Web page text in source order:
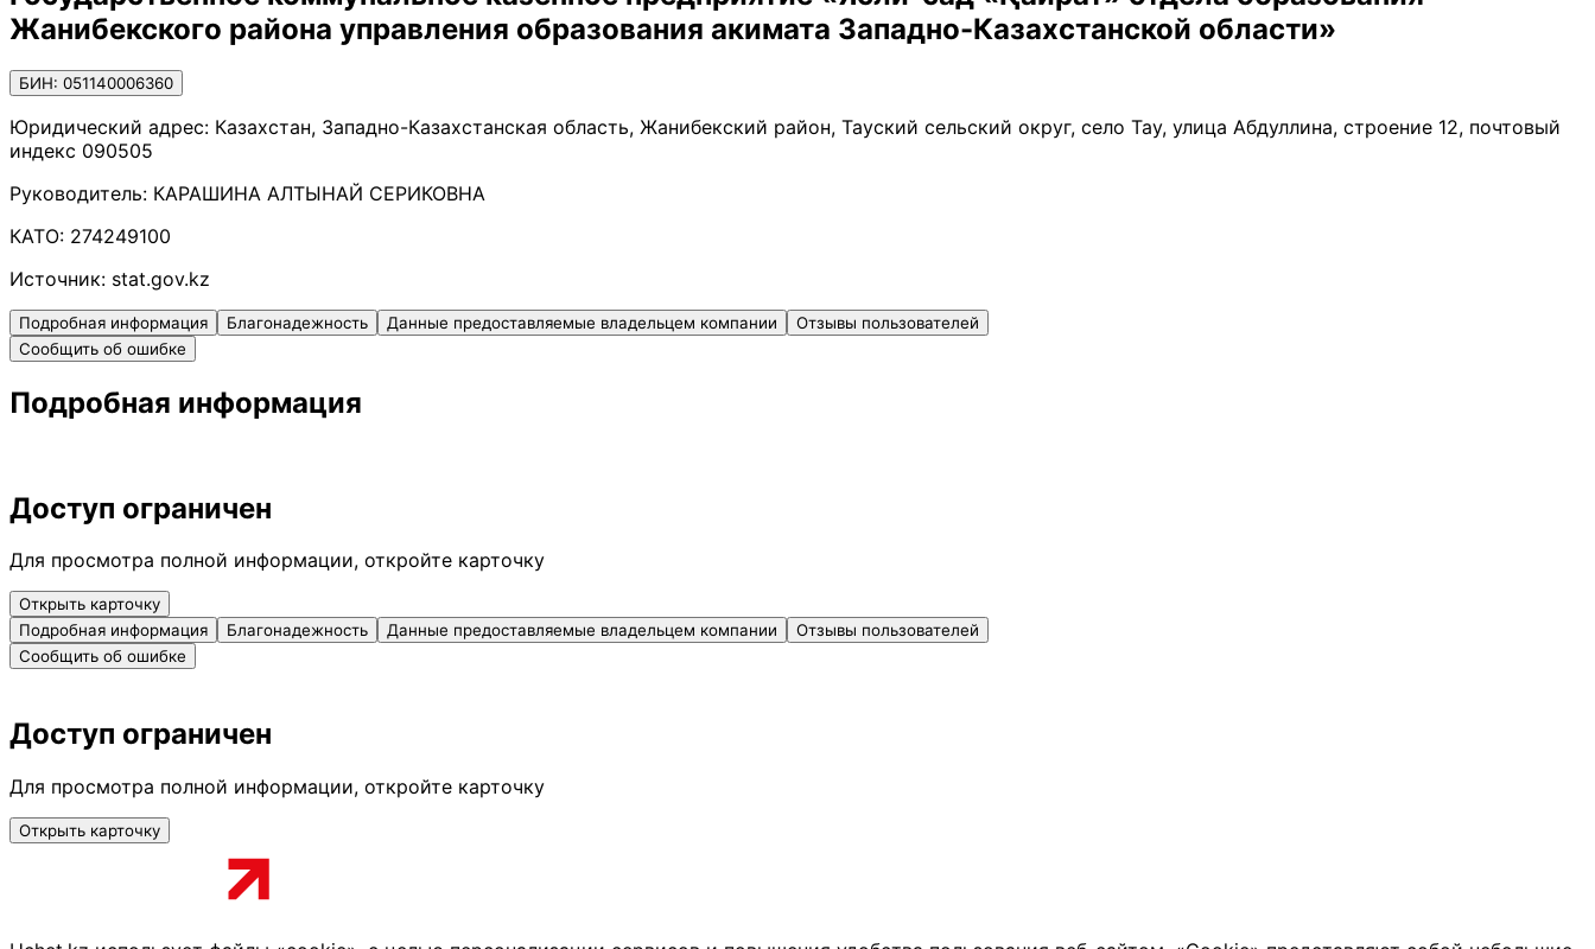
Жанибекского района управления образования акимата Западно-Казахстанской области»
БИН: 051140006360
Юридический адрес: Казахстан, Западно-Казахстанская область, Жанибекский район, Тауский сельский округ, село Тау, улица Абдуллина, строение 12, почтовый
индекс 090505
Руководитель: КАРАШИНА АЛТЫНАЙ СЕРИКОВНА
КАТО: 274249100
Источник: stat.gov.kz
Подробная информация Благонадежность Данные предоставляемые владельцем компании
Отзывы пользователей
Сообщить об ошибке
Подробная информация
Доступ ограничен
Для просмотра полной информации, откройте карточку
Открыть карточку
Подробная информация
Благонадежность Данные предоставляемые владельцем компании
Отзывы пользователей
Сообщить об ошибке
Доступ ограничен
Для просмотра полной информации, откройте карточку
Открыть карточку